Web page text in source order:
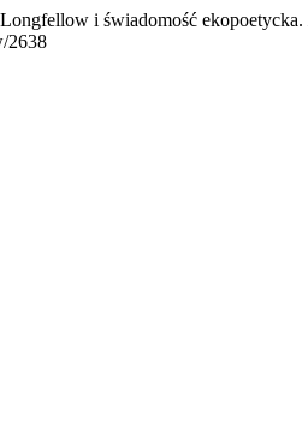
i świadomość ekopoetycka.
2638